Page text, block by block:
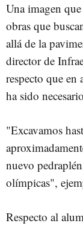
Una imagen
obras que
allá de la
director de
respecto que
ha sido
"Excavamos
nuevo
olímpicas",
Respecto al